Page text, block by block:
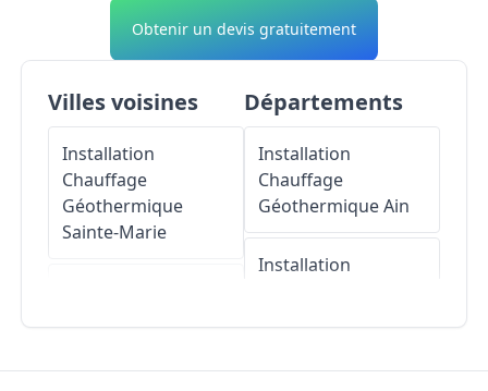
Obtenir un devis gratuitement
Villes voisines
Installation
Chauffage
Géothermique
Sainte-Marie
Cilaos
Départements
Installation
Chauffage
GéothermiqueAin
Installation